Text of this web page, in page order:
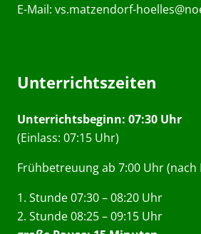
E-Mail: vs.matzendorf-
Unterrichtszeiten
Unterrichtsbeginn: 07:30 Uhr
(Einlass: 07:15 Uhr)
Frühbetreuung ab 7:00 Uhr (nach
1. Stunde 07:30 – 08:20 Uhr
2. Stunde 08:25 – 09:15 Uhr